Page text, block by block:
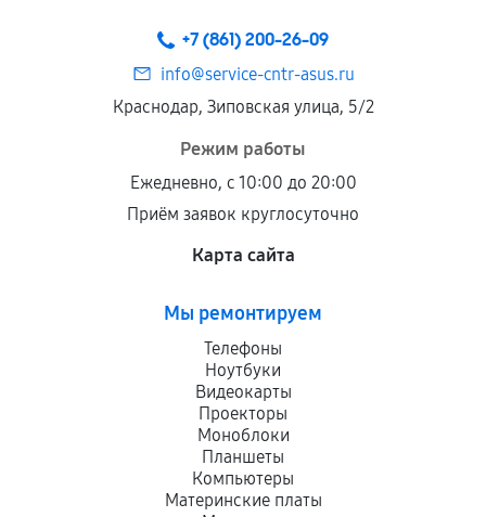
центром.
При этом гарантия на сами комплектующие
продавца. За качество сторонних деталей
сервисный центр ответственности не несет.
+7 (861) 200-26-09
info@service-cntr-asus.ru
Краснодар, Зиповская улица, 5/2
Режим работы
Ежедневно, с 10:00 до 20:00
Приём заявок круглосуточно
Карта сайта
Мы ремонтируем
Телефоны
Ноутбуки
Видеокарты
Проекторы
Моноблоки
Планшеты
Компьютеры
Материнские платы